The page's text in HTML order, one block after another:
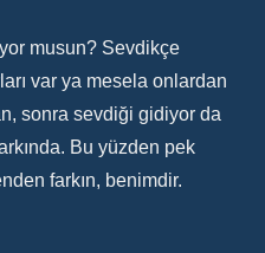
musun? Sevdikçe
var ya mesela onlardan
sonra sevdiği gidiyor da
Bu yüzden pek
farkın, benimdir.